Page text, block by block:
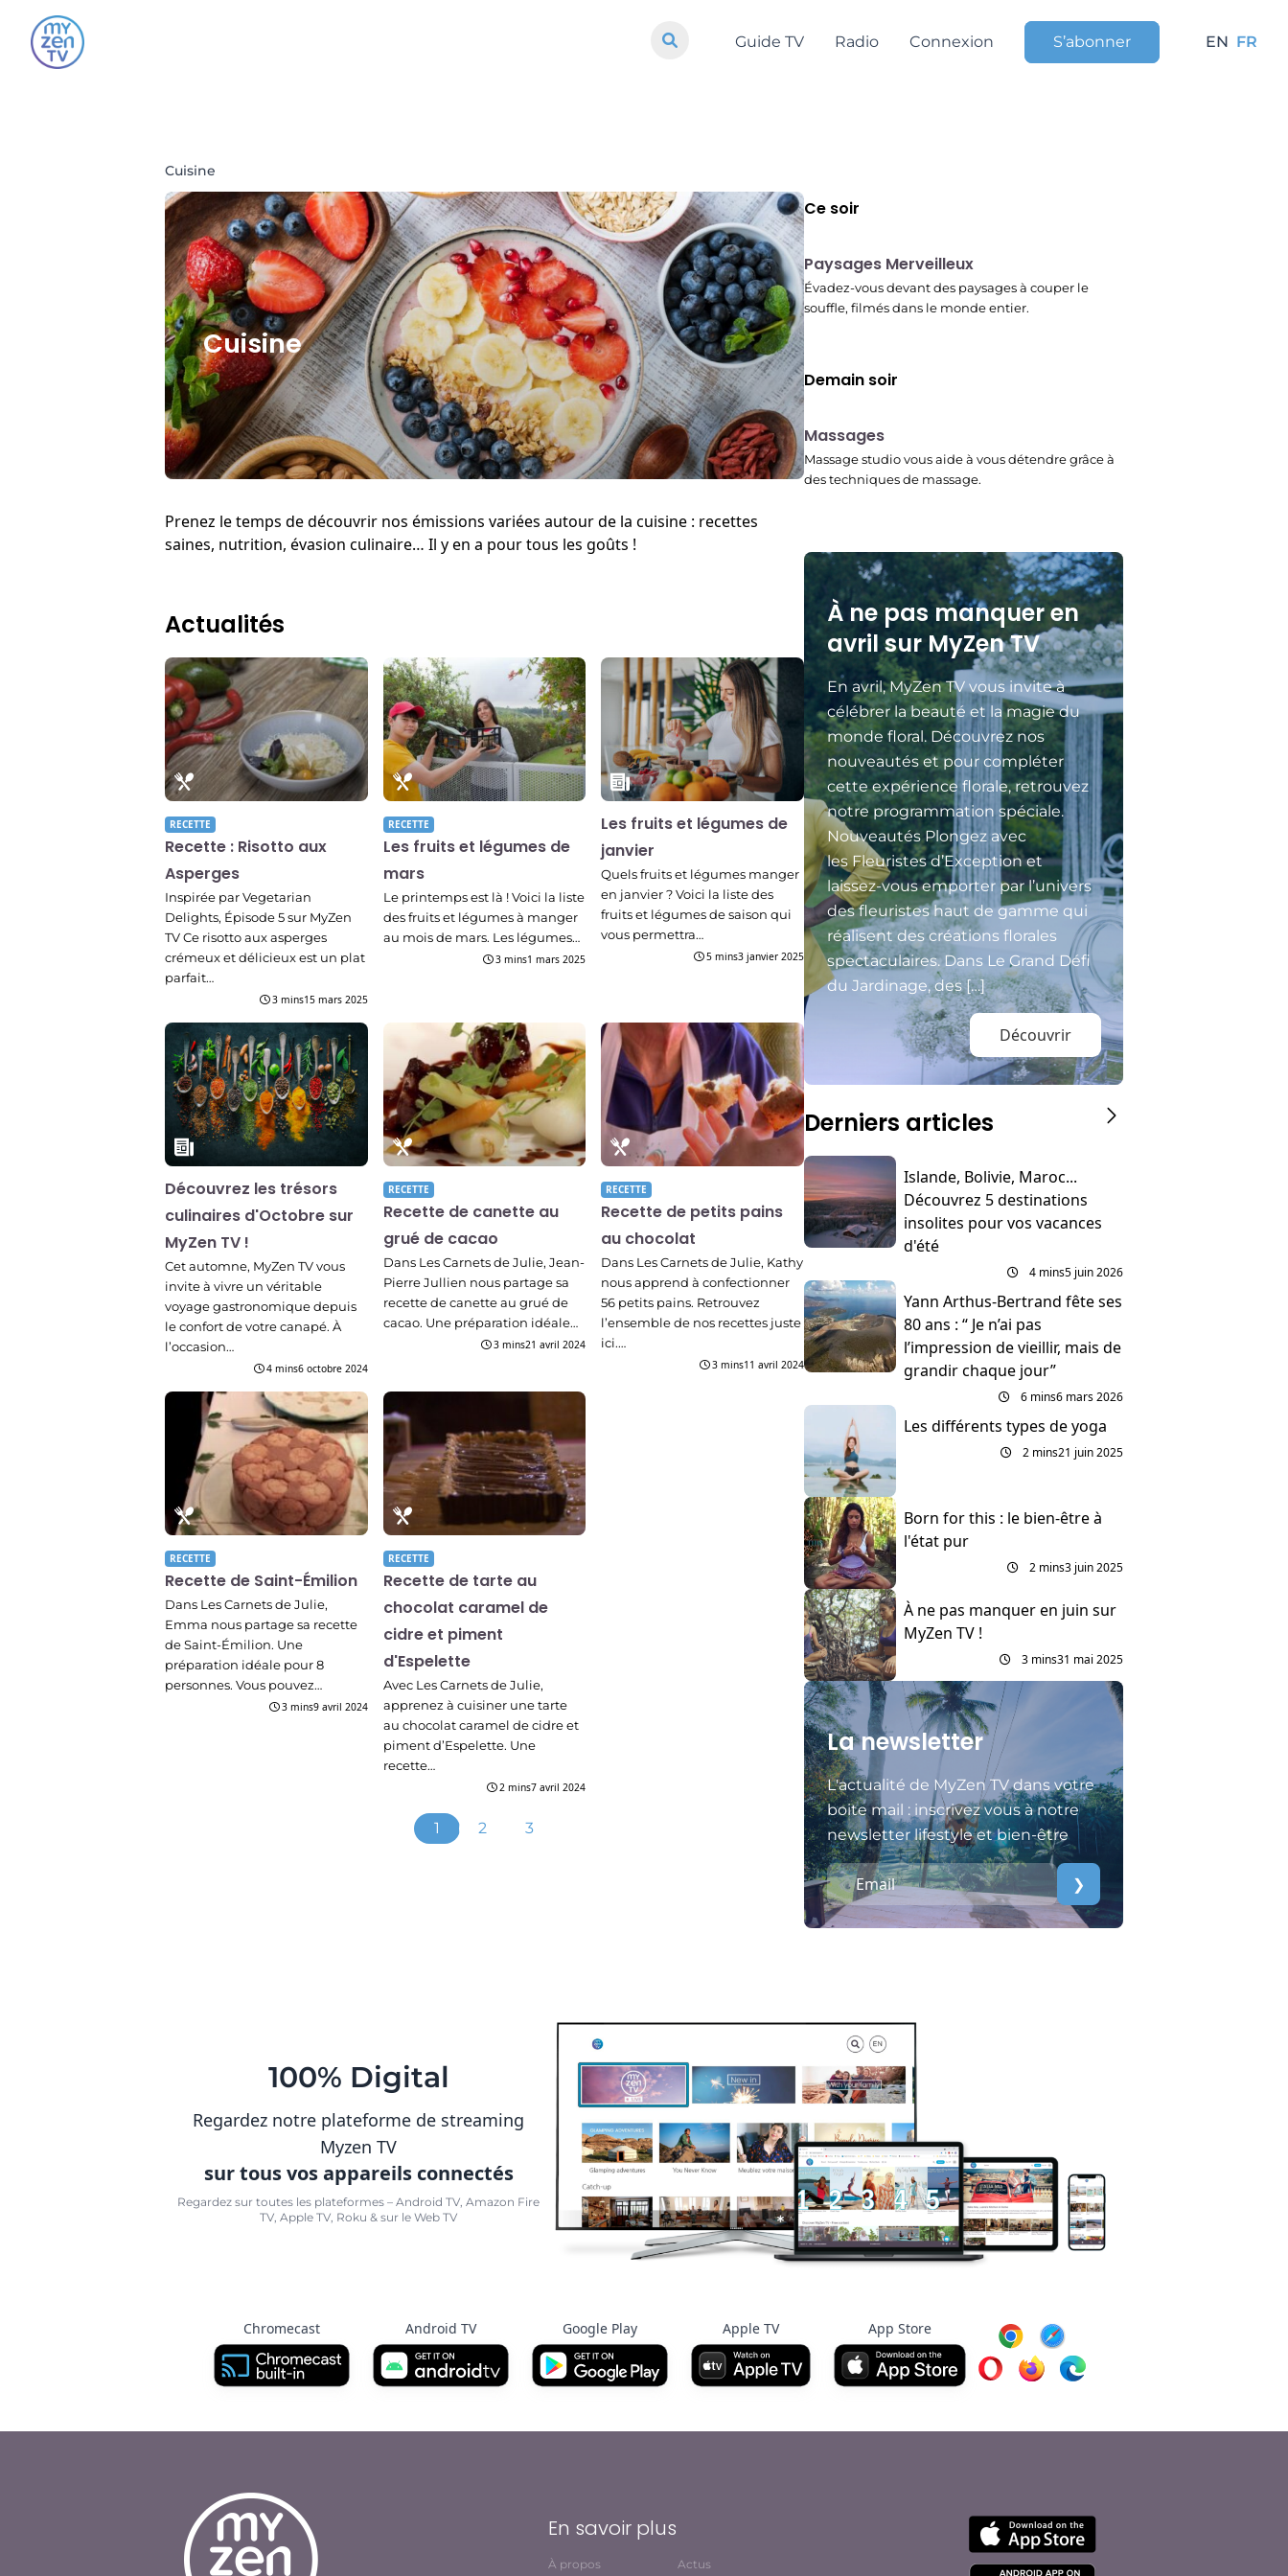
Guide TV Radio Connexion S’abonner EN FR
Cuisine
Cuisine
Prenez le temps de découvrir nos émissions variées autour de la cuisine : recettes
saines, nutrition, évasion culinaire… Il y en a pour tous les goûts !​
Actualités
RECETTE
Recette : Risotto aux
Asperges
Inspirée par Vegetarian
Delights, Épisode 5 sur MyZen
TV Ce risotto aux asperges
crémeux et délicieux est un plat
parfait…
3 mins15 mars 2025
RECETTE
Les fruits et légumes de
mars
Le printemps est là ! Voici la liste
des fruits et légumes à manger
au mois de mars. Les légumes…
3 mins1 mars 2025
Les fruits et légumes de
janvier
Quels fruits et légumes manger
en janvier ? Voici la liste des
fruits et légumes de saison qui
vous permettra…
5 mins3 janvier 2025
Découvrez les trésors
culinaires d'Octobre sur
MyZen TV !
Cet automne, MyZen TV vous
invite à vivre un véritable
voyage gastronomique depuis
le confort de votre canapé. À
l’occasion…
4 mins6 octobre 2024
RECETTE
Recette de canette au
grué de cacao
Dans Les Carnets de Julie, Jean-
Pierre Jullien nous partage sa
recette de canette au grué de
cacao. Une préparation idéale…
3 mins21 avril 2024
RECETTE
Recette de petits pains
au chocolat
Dans Les Carnets de Julie, Kathy
nous apprend à confectionner
56 petits pains. Retrouvez
l’ensemble de nos recettes juste
ici.…
3 mins11 avril 2024
RECETTE
Recette de Saint-Émilion
Dans Les Carnets de Julie,
Emma nous partage sa recette
de Saint-Émilion. Une
préparation idéale pour 8
personnes. Vous pouvez…
3 mins9 avril 2024
RECETTE
Recette de tarte au
chocolat caramel de
cidre et piment
d'Espelette
Avec Les Carnets de Julie,
apprenez à cuisiner une tarte
au chocolat caramel de cidre et
piment d’Espelette. Une
recette…
2 mins7 avril 2024
1 2 3
Ce soir
22:37
Paysages Merveilleux
Évadez-vous devant des paysages à couper le
souffle, filmés dans le monde entier.
Demain soir
22:45
Massages
Massage studio vous aide à vous détendre grâce à
des techniques de massage.
À ne pas manquer en
avril sur MyZen TV
En avril, MyZen TV vous invite à
célébrer la beauté et la magie du
monde floral. Découvrez nos
nouveautés et pour compléter
cette expérience florale, retrouvez
notre programmation spéciale.
Nouveautés Plongez avec
les Fleuristes d’Exception et
laissez-vous emporter par l’univers
des fleuristes haut de gamme qui
réalisent des créations florales
spectaculaires. Dans Le Grand Défi
du Jardinage, des […]
Découvrir
Derniers articles
Islande, Bolivie, Maroc...
Découvrez 5 destinations
insolites pour vos vacances
d'été
4 mins5 juin 2026
Yann Arthus-Bertrand fête ses
80 ans : “ Je n’ai pas
l’impression de vieillir, mais de
grandir chaque jour”
6 mins6 mars 2026
Les différents types de yoga
2 mins21 juin 2025
Born for this : le bien-être à
l'état pur
2 mins3 juin 2025
À ne pas manquer en juin sur
MyZen TV !
3 mins31 mai 2025
La newsletter
L'actualité de MyZen TV dans votre
boite mail : inscrivez vous à notre
newsletter lifestyle et bien-être
❯
100% Digital
Regardez notre plateforme de streaming
Myzen TV
sur tous vos appareils connectés
Regardez sur toutes les plateformes – Android TV, Amazon Fire
TV, Apple TV, Roku & sur le Web TV
Chromecast Android TV Google Play Apple TV App Store
En savoir plus
À propos
Actus